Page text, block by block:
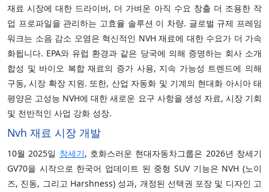
재료 시장에 대한 드라이버, 더 가벼운 아직 수요 창출 더 조용한 작
업 프로파일을 관리하는 고효율 솔루션 이 차량. 글로벌 규제 프레임
워크는 소음 감소 오염은 혁신적인 NVH 재료에 대한 수요가 더 가속
화됩니다. EPA와 유럽 환경과 같은 당국에 의해 증명하는 회사 소개
합성 및 바이오 복합 재료의 증가 사용, 지속 가능성 트렌드에 의해
구동, 시장 확장 지원. 또한, 산업 자동화 및 기계의 현대화 아시아 태
평양은 고성능 NVH에 대한 새로운 요구 사항을 생성 자료, 시장 기회
및 전반적인 사업 강화 성장.
Nvh 재료 시장 개발
10월 2025일 창세기, 호화스러운 현대자동차그룹은 2026년 창세기
GV70을 시작으로 한국어 업데이트 된 중형 SUV 기능은 NVH (노이
즈, 진동, 그리고 Harshness) 성과, 개정된 선택권 포장 및 디자인 고